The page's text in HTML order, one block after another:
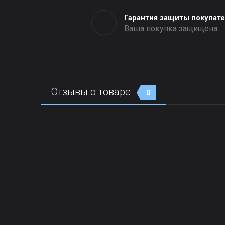
Гарантия защиты
Ваша покупка защищена
Отзывы о товаре 0